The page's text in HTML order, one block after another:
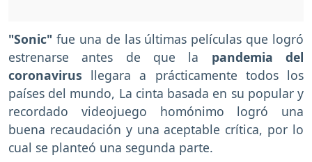
"Sonic" fue una de las últimas películas que logró
estrenarse antes de que la pandemia del
coronavirus llegara a prácticamente todos los
países del mundo, La cinta basada en su popular y
recordado videojuego homónimo logró una
buena recaudación y una aceptable crítica, por lo
cual se planteó una segunda parte.